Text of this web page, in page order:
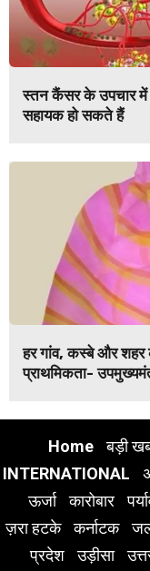
स्तन कैंसर के उपचार में
सहायक हो सकते हैं
हर गांव, कस्बे और शहर
प्राथमिकता-
Home बड़ी
INTERNATIONAL
ऊर्जा
कारोबार
ज़रा हटके
कर्नाटक
प्रदेश
उड़ीसा